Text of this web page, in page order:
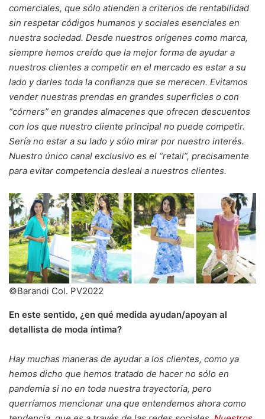
comerciales, que sólo atienden a criterios de rentabilidad
sin respetar códigos humanos y sociales esenciales en
nuestra sociedad. Desde nuestros orígenes como marca,
siempre hemos creído que la mejor forma de ayudar a
nuestros clientes a competir en el mercado es estar a su
lado y darles toda la confianza que se merecen. Evitamos
vender nuestras prendas en grandes superficies o con
“córners” en grandes almacenes que ofrecen descuentos
con los que nuestro cliente principal no puede competir.
Sería no estar a su lado y sólo mirar por nuestro interés.
Nuestro único canal exclusivo es el “retail”, precisamente
para evitar competencia desleal a nuestros clientes.
©Barandi Col. PV2022
En este sentido, ¿en qué medida ayudan/apoyan al
detallista de moda íntima?
Hay muchas maneras de ayudar a los clientes, como ya
hemos dicho que hemos tratado de hacer no sólo en
pandemia si no en toda nuestra trayectoria, pero
querríamos mencionar una que entendemos ahora como